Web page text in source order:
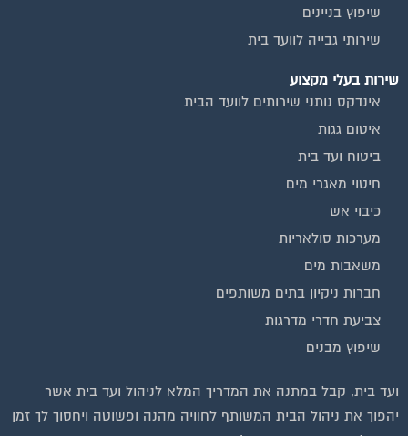
רב ועלויות בתחזוקת הבניין!
בנייה וניהול אתר: Eyeweb שיווק באינטרנט .